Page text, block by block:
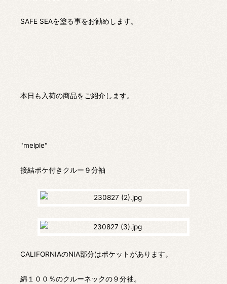
SAFE SEAを塗る事をお勧めします。
本日も入荷の商品をご紹介します。
"melple"
接結ポケ付きクルー９分袖
CALIFORNIAのNIA部分はポケットがあります。
綿１００％のクルーネックの９分袖。